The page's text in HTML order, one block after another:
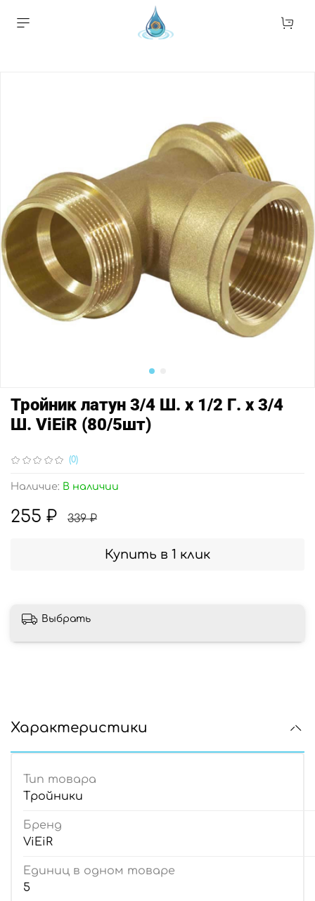
(0)
Наличие: В наличии
Тройник латун 3/4 Ш. х 1/2 Г. х 3/4
Ш. ViEiR (80/5шт)
255 ₽ 339 ₽
Купить в 1 клик
Выбрать
Характеристики
Тип товара
Тройники
Бренд
ViEiR
Единиц в одном товаре
5